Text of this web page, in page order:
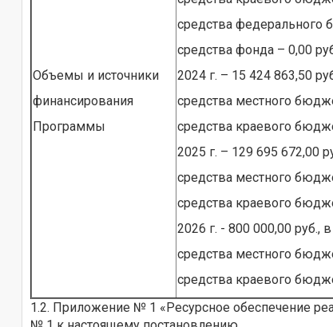
Объемы и источники
финансирования
Программы
средства федерального
средства фонда – 0,00
2024 г. – 15 424 863,50
средства местного
средства краевого
2025 г. – 129 695 672,00
средства местного
средства краевого
2026 г. - 800 000,00 руб.,
средства местного
средства краевого
1.2. Приложение № 1 «Ресурсное обеспечение